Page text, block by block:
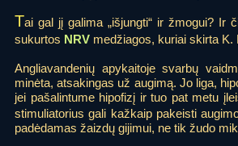
Tai gal jį galima „išjungti“ ir žmogui? Ir
sukurtos NRV medžiagos, kuriai skirta K.
Angliavandenių apykaitoje svarbų
minėta, atsakingas už augimą. Jo liga,
jei pašalintume hipofizį ir tuo pat metu
stimuliatorius gali kažkaip pakeisti
padėdamas žaizdų gijimui, ne tik žudo